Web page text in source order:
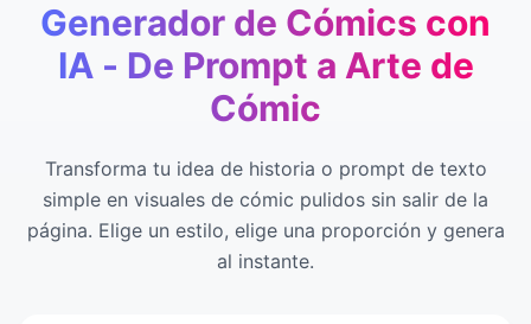
Generador de Cómics con
IA - De Prompt a Arte de
Cómic
Transforma tu idea de historia o prompt de texto
simple en visuales de cómic pulidos sin salir de la
página. Elige un estilo, elige una proporción y genera
al instante.